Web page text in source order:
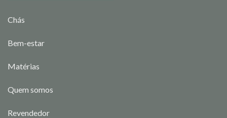
Chás
Bem-estar
Matérias
Quem somos
Revendedor